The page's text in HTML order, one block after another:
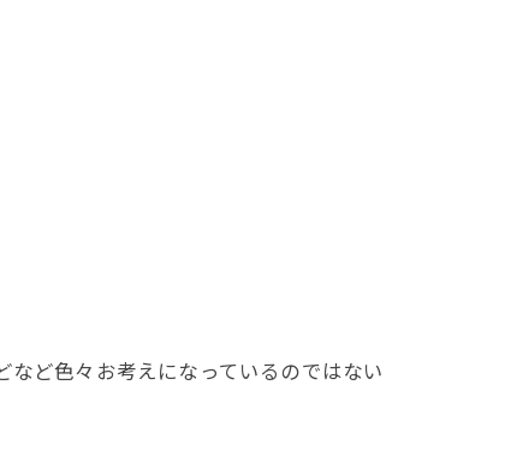
ど色々お考えになっているのではない